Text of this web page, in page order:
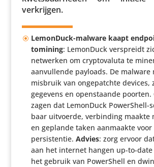
verkrijgen.
LemonDuck-malware kaapt
to­mi­ning: LemonDuck verspreidt
netwerken om crypt­ova­luta te
aanvul­lende payloads. De malware
misbruik van onge­patchte devices,
ge­ge­vens en open­staande poorten.
zagen dat LemonDuck
baar uitvoerde, verbin­ding maakte
en geplande taken aanmaakte
persis­tentie. Advies: zorg ervoor
aan het internet hangen up-to-
het gebruik van PowerS­hell en